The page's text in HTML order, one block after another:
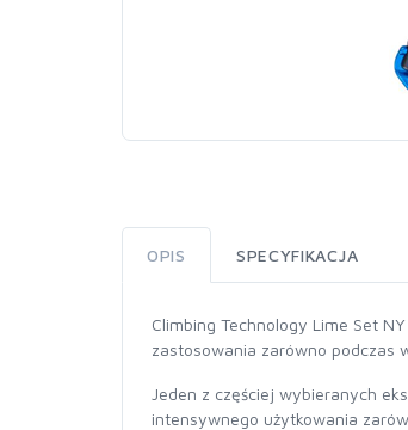
OPIS SPECYFIKACJA
Climbing Technology Lime Set
zastosowania zarówno podczas
Jeden z częściej wybieranych
intensywnego użytkowania